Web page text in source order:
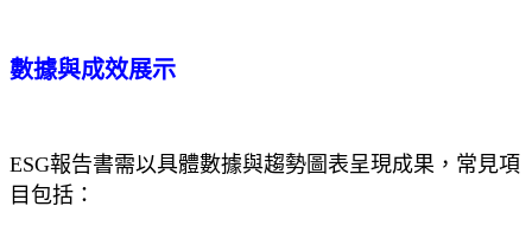
數據與成效展示
ESG報告書需以具體數據與趨勢圖表呈現成果，常見項
目包括：